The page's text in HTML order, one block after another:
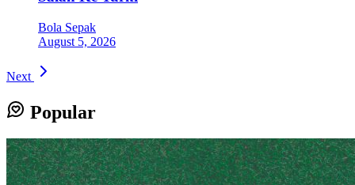
Bola Sepak
August 5, 2026
Next
Popular